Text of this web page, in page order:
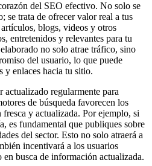
del SEO efectivo. No solo se
se trata de ofrecer valor real a tus
blogs, videos y otros
entretenidos y relevantes para tu
no solo atrae tráfico, sino
del usuario, lo que puede
y enlaces hacia tu sitio.
actualizado regularmente para
de búsqueda favorecen los
y actualizada. Por ejemplo, si
es fundamental que publiques sobre
del sector. Esto no solo atraerá a
incentivará a los usuarios
en busca de información actualizada.